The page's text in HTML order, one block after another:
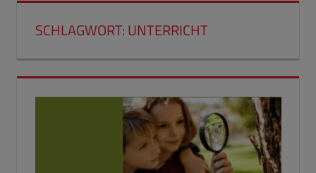
SCHLAGWORT:UNTERRICHT